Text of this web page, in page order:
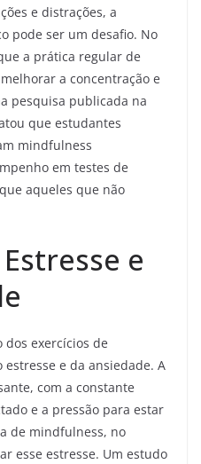
e distrações, a
pode ser um desafio. No
a prática regular de
a concentração e
pesquisa publicada na
que estudantes
mindfulness
em testes de
aqueles que não
e
exercícios de
e da ansiedade. A
com a constante
e a pressão para estar
de mindfulness, no
esse estresse. Um estudo